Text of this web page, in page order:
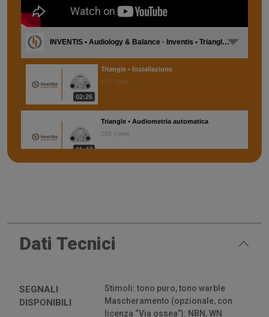
INVENTIS • Audiology & Balance · Inventis • Triangle [IT]
02:26
Triangle • Installazione
115 Views
01:44
Triangle • Audiometria automatica
205 Views
114 Views
Dati Tecnici
SEGNALI
DISPONIBILI
Stimoli: tono puro, tono warble
Mascheramento (opzionale, con
licenza “Via ossea”): NBN, WN